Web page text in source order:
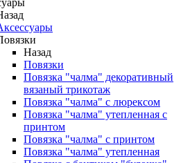
Назад
Повязки
Повязка "чалма" декоративный
вязаный трикотаж
Повязка "чалма" с люрексом
Повязка "чалма" утепленная с
принтом
Повязка "чалма" с принтом
Повязка "чалма" утепленная